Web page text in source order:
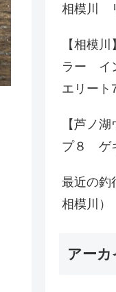
相模川
【相模
ラー イ
エリート
【芦ノ
プ８ ゲ
最近の釣
相模川）
アーカ